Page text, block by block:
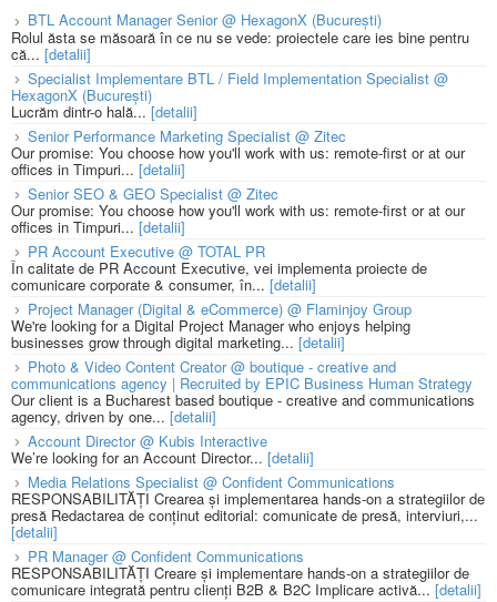
BTL Account Manager Senior @ HexagonX (București)
Rolul ăsta se măsoară în ce nu se vede: proiectele care ies bine pentru
că... [detalii]
Specialist Implementare BTL / Field Implementation Specialist @
HexagonX (București)
Lucrăm dintr-o hală...[detalii]
Senior Performance Marketing Specialist @ Zitec
Our promise: You choose how you'll work with us: remote-first or at our
offices in Timpuri... [detalii]
Senior SEO & GEO Specialist @ Zitec
Our promise: You choose how you'll work with us: remote-first or at our
offices in Timpuri... [detalii]
PR Account Executive @ TOTAL PR
În calitate de PR Account Executive, vei implementa proiecte de
comunicare corporate & consumer, în... [detalii]
Project Manager (Digital & eCommerce) @ Flaminjoy Group
We're looking for a Digital Project Manager who enjoys helping
businesses grow through digital marketing... [detalii]
Photo & Video Content Creator @ boutique - creative and
communications agency | Recruited by EPIC Business Human Strategy
Our client is a Bucharest based boutique - creative and communications
agency, driven by one... [detalii]
Account Director @ Kubis Interactive
We’re looking for an Account Director... [detalii]
Media Relations Specialist @ Confident Communications
RESPONSABILITĂȚI Crearea și implementarea hands-on a strategiilor de
presă Redactarea de conținut editorial: comunicate de presă, interviuri,...
[detalii]
PR Manager @ Confident Communications
RESPONSABILITĂȚI Creare și implementare hands-on a strategiilor de
comunicare integrată pentru clienți B2B & B2C Implicare activă... [detalii]